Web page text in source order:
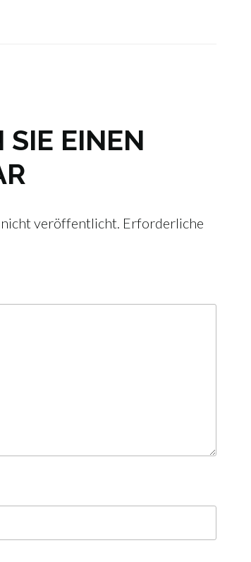
SIE EINEN
veröffentlicht. Erforderliche